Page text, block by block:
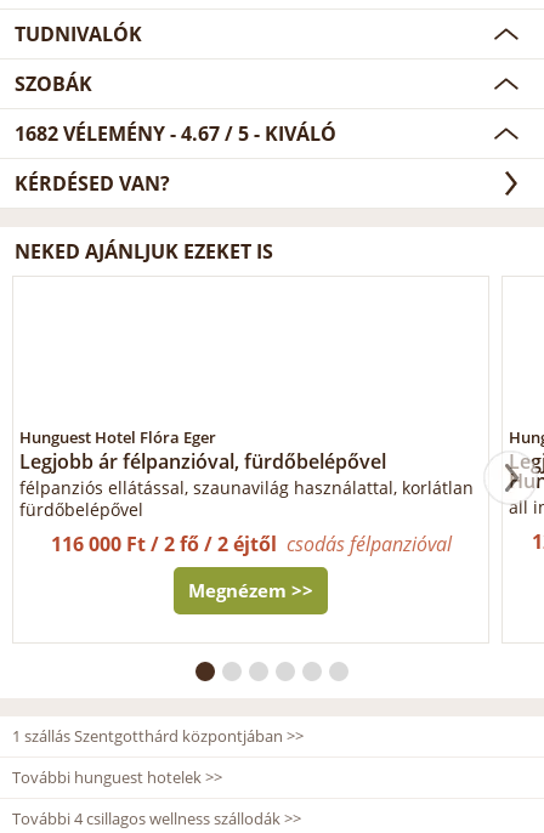
TUDNIVALÓK
SZOBÁK
1682VÉLEMÉNY -4.67/5- KIVÁLÓ
KÉRDÉSED VAN?
NEKED AJÁNLJUK EZEKET IS
Hunguest Hotel Flóra Eger
Legjobb ár félpanzióval, fürdőbelépővel
félpanziós ellátással, szaunavilág használattal, korlátlan
fürdőbelépővel
116 000 Ft / 2 fő / 2 éjtől csodás félpanzióval
Megnézem >>
all
1 szállás Szentgotthárd központjában >>
További hunguest hotelek >>
További 4 csillagos wellness szállodák >>